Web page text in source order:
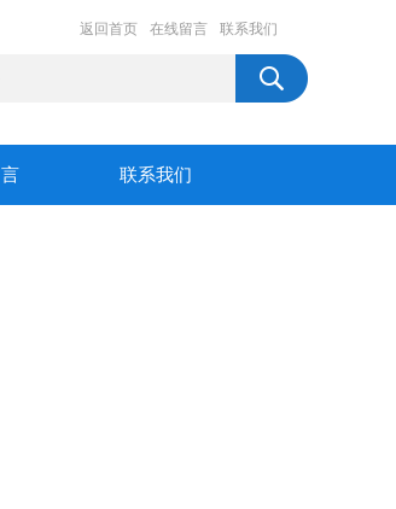
返回首页 在线留言 联系我们
联系我们